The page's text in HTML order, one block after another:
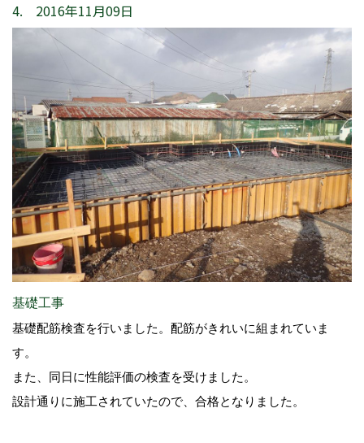
4. 2016年11月09日
基礎工事
基礎配筋検査を行いました。配筋がきれいに組まれていま
す。
また、同日に性能評価の検査を受けました。
設計通りに施工されていたので、合格となりました。